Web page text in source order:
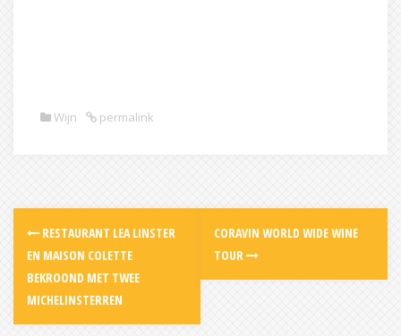
Wijn permalink
Post
navigation
RESTAURANT LEA LINSTER
EN MAISON COLETTE
BEKROOND MET TWEE
MICHELINSTERREN
CORAVIN WORLD WIDE WINE
TOUR